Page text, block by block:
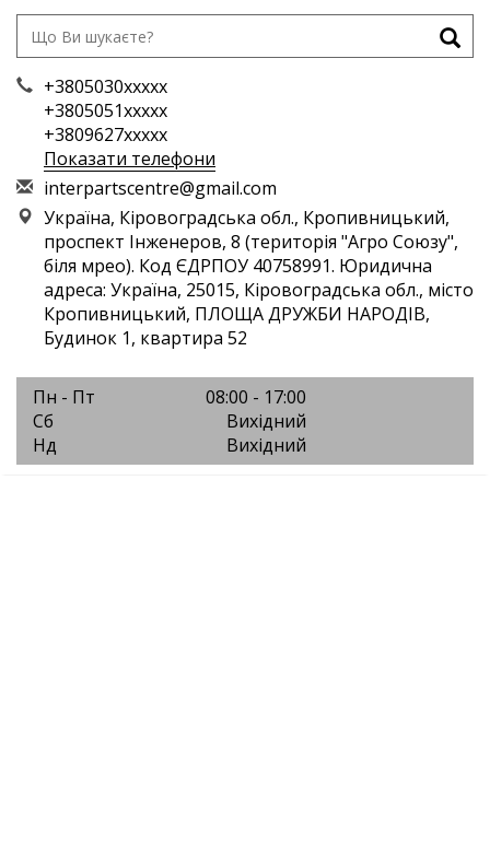
+3805030xxxxx
+3805051xxxxx
+3809627xxxxx
Показати телефони
interpartscentre@gmail.com
Україна, Кіровоградська обл., Кропивницький,
проспект Інженеров, 8 (територія "Агро Союзу",
біля мрео). Код ЄДРПОУ 40758991. Юридична
адреса: Україна, 25015, Кіровоградська обл., місто
Кропивницький, ПЛОЩА ДРУЖБИ НАРОДІВ,
Будинок 1, квартира 52
Пн - Пт
08:00 - 17:00
Сб
Вихідний
Нд
Вихідний